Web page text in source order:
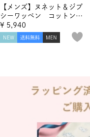
【メンズ】ヌネット＆ジプ
シーワッペン コットンロ
ングTシャツ
NEW 送料無料 MEN
¥ 5,940